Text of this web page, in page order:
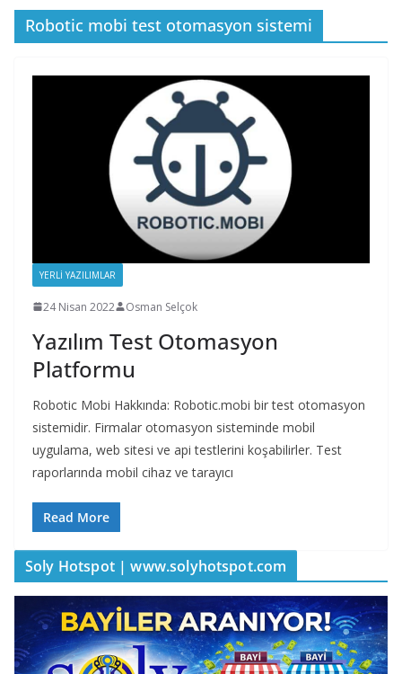
Robotic mobi test otomasyon sistemi
YERLI YAZILIMLAR
24 Nisan 2022 Osman Selçok
Yazılım Test Otomasyon
Platformu
Robotic Mobi Hakkında: Robotic.mobi bir test otomasyon
sistemidir. Firmalar otomasyon sisteminde mobil
uygulama, web sitesi ve api testlerini koşabilirler. Test
raporlarında mobil cihaz ve tarayıcı
Read More
Soly Hotspot | www.solyhotspot.com